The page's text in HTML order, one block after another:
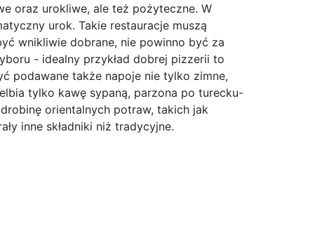
oraz urokliwe, ale też pożyteczne. W
urok. Takie restauracje muszą
wnikliwie dobrane, nie powinno być za
- idealny przykład dobrej pizzerii to
podawane także napoje nie tylko zimne,
tylko kawę sypaną, parzona po turecku-
orientalnych potraw, takich jak
inne składniki niż tradycyjne.